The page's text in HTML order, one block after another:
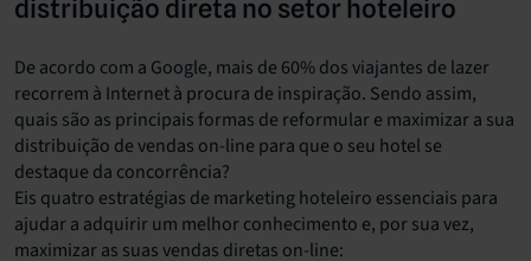
distribuição direta no setor hoteleiro
De acordo com a Google, mais de 60% dos viajantes de lazer
recorrem à Internet à procura de inspiração. Sendo assim,
quais são as principais formas de reformular e maximizar a sua
distribuição de vendas on-line para que o seu hotel se
destaque da concorrência?
Eis quatro estratégias de marketing hoteleiro essenciais para
ajudar a adquirir um melhor conhecimento e, por sua vez,
maximizar as suas vendas diretas on-line: